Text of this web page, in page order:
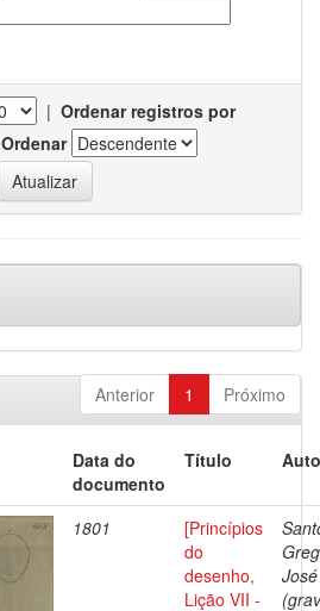
| Ordenar registros por
Ordenar
Anterior 1 Próximo
Data do
documento
Título
1801
[Princípios
do
desenho,
Lição VII -